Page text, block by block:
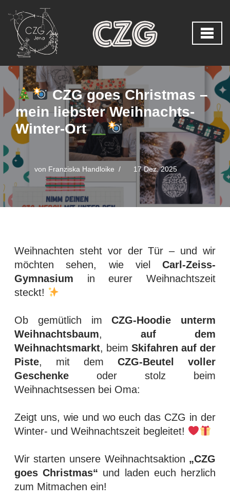
Zum
Inhalt
springen
CZG goes Christmas –
mein liebster Weihnachts-
Winter-Ort
von Franziska Handloike 17 Dez. 2025
Weihnachten steht vor der Tür – und wir
möchten sehen, wie vielCarl-Zeiss-
Gymnasium in eurer Weihnachtszeit
steckt!
Ob gemütlich imCZG-Hoodie unterm
Weihnachtsbaum, auf dem
Weihnachtsmarkt, beim Skifahren auf der
Piste, mit demCZG-Beutel voller
Geschenkeoder stolz beim
Weihnachtsessen bei Oma:
Zeigt uns, wie und wo euch das CZG in der
Winter- und Weihnachtszeit begleitet!
Wir starten unsere Weihnachtsaktion „CZG
goes Christmas“ und laden euch herzlich
zum Mitmachen ein!